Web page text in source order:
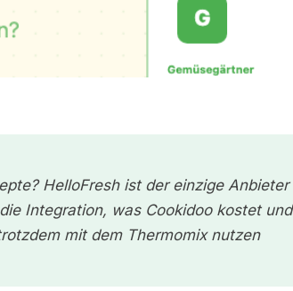
HelloFresh ist der einzige Anbieter
Integration, was Cookidoo kostet und
mit dem Thermomix nutzen